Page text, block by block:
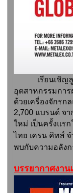
เรียนเชิญลูกค้
อุตสาหกรรมการ
ด้วยเครื่องจักรก
2,700 แบรนด์ จ
ใหม่ เป็นครั้งแร
ไทย เครน คิทส์
พบกับความอลัง
บรรยากาศงา